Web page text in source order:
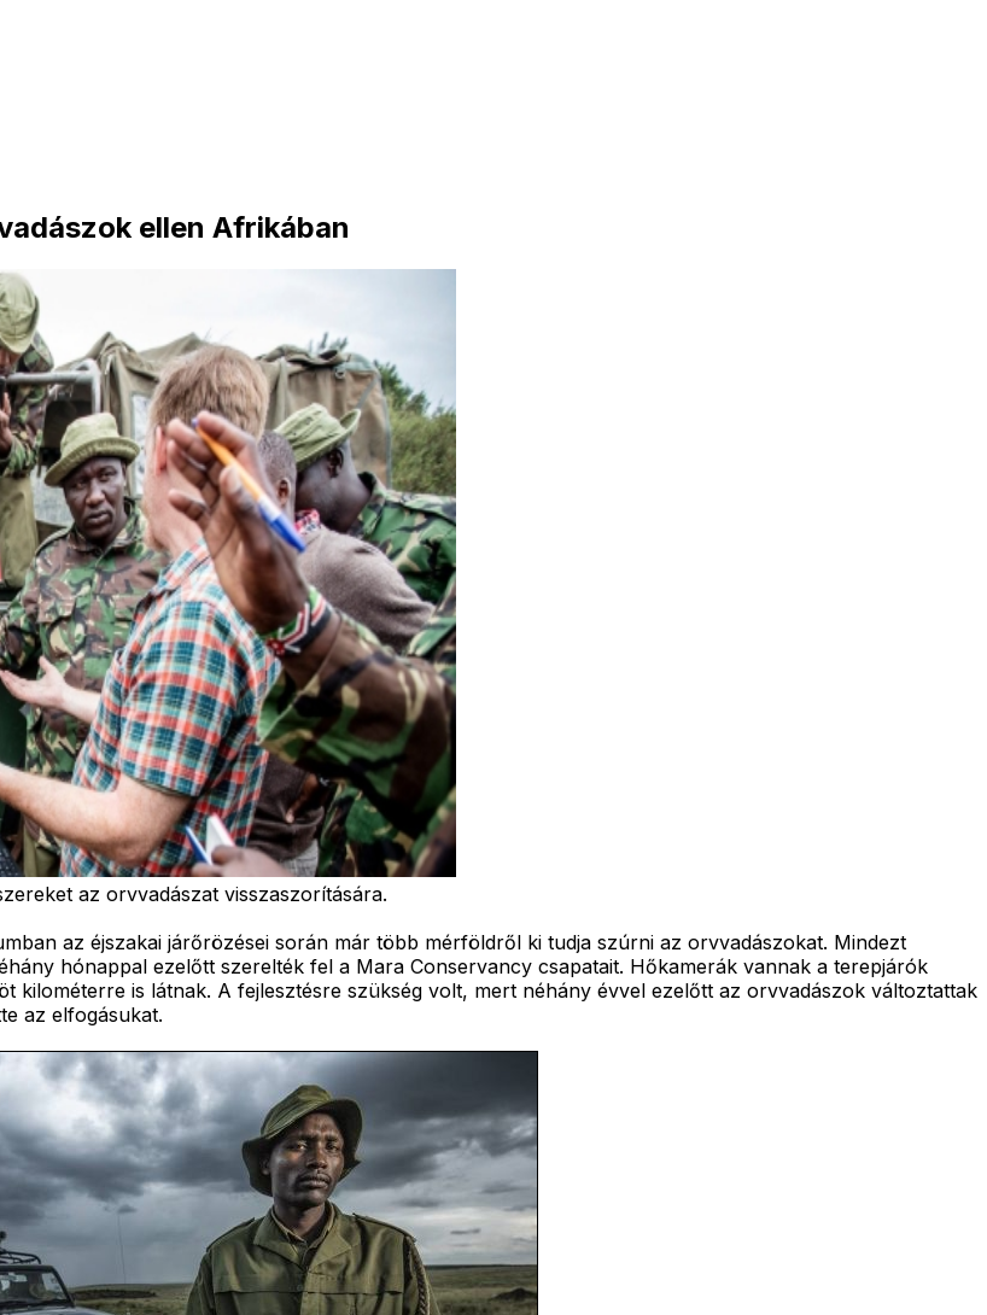
ellen Afrikában
az orvvadászat visszaszorítására.
az éjszakai járőrözései során már több mérföldről ki tudja szúrni az orvvadászokat. Mindezt
hónappal ezelőtt szerelték fel a Mara Conservancy csapatait. Hőkamerák vannak a terepjárók
kilométerre is látnak. A fejlesztésre szükség volt, mert néhány évvel ezelőtt az orvvadászok változtattak
az elfogásukat.